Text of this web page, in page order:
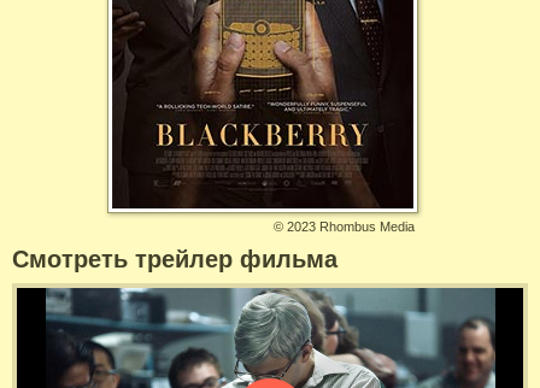
© 2023 Rhombus Media
Смотреть трейлер фильма